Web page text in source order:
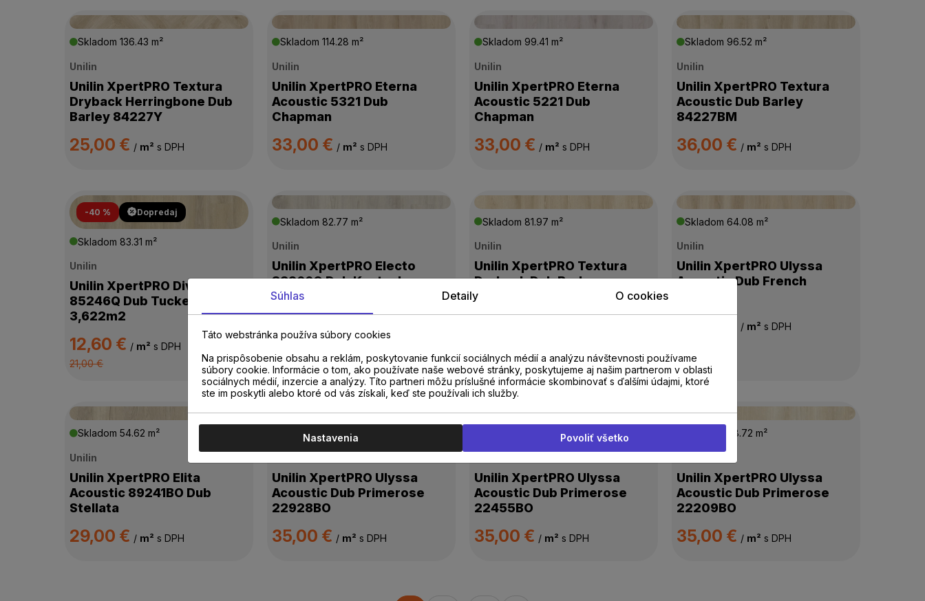
VHODNÁ NA PODLAHOVÉ KÚRENIE
KOLEKCIA
SPÔSOB POKLÁDKY
HRÚBKA NÁŠĽAPNEJ VRSTVY
DOSTUPNOSŤ
Skladom136.43 m²
Unilin
Unilin XpertPRO Textura
Dryback Herringbone Dub
Barley 84227Y
25,00 € / m² s DPH
Skladom114.28 m²
Unilin
Unilin XpertPRO Eterna
Acoustic 5321 Dub
Chapman
33,00 € / m² s DPH
Skladom 99.41 m²
Unilin
Unilin XpertPRO Eterna
Acoustic 5221 Dub
Chapman
33,00 € / m² s DPH
Skladom 96.52 m²
Unilin
Unilin XpertPRO Textura
Acoustic Dub Barley
84227BM
36,00 € / m² s DPH
-40 % Dopredaj
Skladom 83.31 m²
Unilin
Unilin XpertPRO Divino
85246Q Dub Tucker
3,622m2
12,60 € / m² s DPH
21,00 €
Skladom 82.77 m²
Unilin
Unilin XpertPRO Electo
83266Q Dub Kentucky
Skladom 81.97 m²
Unilin
Unilin XpertPRO Textura
Dryback Dub Barley
84312BE
Skladom 64.08 m²
Unilin
Unilin XpertPRO Ulyssa
Acoustic Dub French
/ m² s DPH
Skladom54.62 m²
Unilin
Unilin XpertPRO Elita
Acoustic 89241BO Dub
Stellata
29,00 € / m² s DPH
Skladom52.98 m²
Unilin XpertPRO Ulyssa
Acoustic Dub Primerose
22928BO
35,00 € / m² s DPH
52.98 m²
Unilin XpertPRO Ulyssa
Acoustic Dub Primerose
22455BO
35,00 € / m² s DPH
48.72 m²
Unilin XpertPRO Ulyssa
Acoustic Dub Primerose
22209BO
35,00 € / m² s DPH
Súhlas Detaily O cookies
Táto webstránka používa súbory cookies
Na prispôsobenie obsahu a reklám, poskytovanie funkcií sociálnych médií a analýzu návštevnosti používame
súbory cookie. Informácie o tom, ako používate naše webové stránky, poskytujeme aj našim partnerom v oblasti
sociálnych médií, inzercie a analýzy. Títo partneri môžu príslušné informácie skombinovať s ďalšími údajmi, ktoré
ste im poskytli alebo ktoré od vás získali, keď ste používali ich služby.
Nastavenia Povoliť všetko